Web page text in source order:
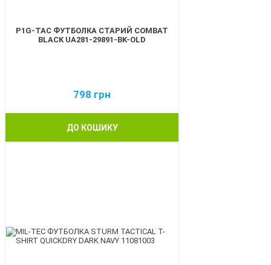
P1G-TAC ФУТБОЛКА СТАРИЙ COMBAT
BLACK UA281-29891-BK-OLD
798 грн
ДО КОШИКУ